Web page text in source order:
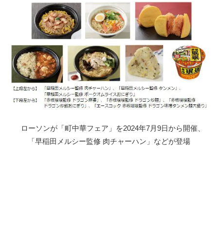
ローソンが「町中華フェア」を2024年7月9日から開催、
「早稲田メルシー監修 肉チャーハン」などが登場